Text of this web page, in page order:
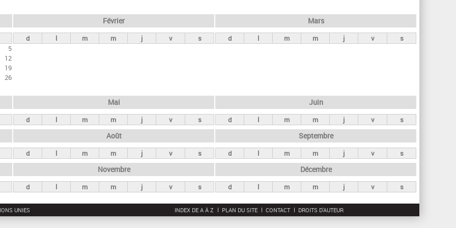
r
c
5
12
19
26
Février
d l m m j v s
Mars
d l m m j v s
Mai
d l m m j v s
Juin
d l m m j v s
Août
d l m m j v s
Septembre
d l m m j v s
Novembre
d l m m j v s
Décembre
d l m m j v s
UNIES INDEX DE A À Z PLAN DU SITE CONTACT DROITS D'AUTEUR